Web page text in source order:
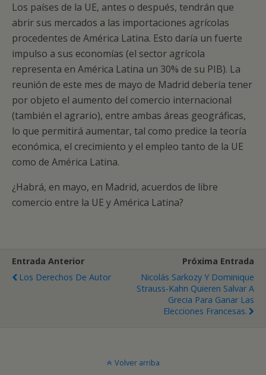
Los países de la UE, antes o después, tendrán que
abrir sus mercados a las importaciones agrícolas
procedentes de América Latina. Esto daría un fuerte
impulso a sus economías (el sector agrícola
representa en América Latina un 30% de su PIB). La
reunión de este mes de mayo de Madrid debería tener
por objeto el aumento del comercio internacional
(también el agrario), entre ambas áreas geográficas,
lo que permitirá aumentar, tal como predice la teoría
económica, el crecimiento y el empleo tanto de la UE
como de América Latina.
¿Habrá, en mayo, en Madrid, acuerdos de libre
comercio entre la UE y América Latina?
Entrada Anterior
Los Derechos De Autor
Próxima Entrada
Nicolás Sarkozy Y Dominique
Strauss-Kahn Quieren Salvar A
Grecia Para Ganar Las
Elecciones Francesas.
Volver arriba